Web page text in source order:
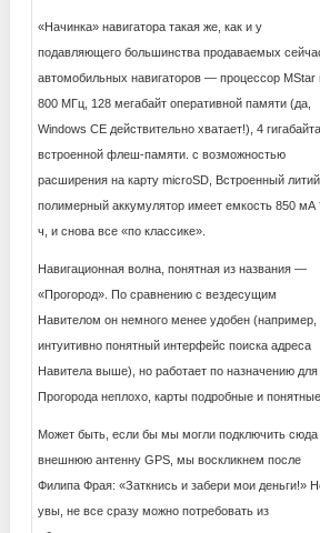
«Начинка» навигатора такая же, как и у
подавляющего большинства продаваемых
автомобильных навигаторов — процессор MStar
800 МГц, 128 мегабайт оперативной памяти (да,
Windows CE действительно хватает!), 4 гигабайта
встроенной флеш-памяти. с возможностью
расширения на карту microSD, Встроенный
полимерный аккумулятор имеет емкость 850 мА
ч, и снова все «по классике».
Навигационная волна, понятная из названия —
«Прогород». По сравнению с вездесущим
Навителом он немного менее удобен (например,
интуитивно понятный интерфейс поиска адреса
Навитела выше), но работает по назначению для
Прогорода неплохо, карты подробные и понятные.
Может быть, если бы мы могли подключить сюда
внешнюю антенну GPS, мы воскликнем после
Филипа Фрая: «Заткнись и забери мои деньги!»
увы, не все сразу можно потребовать из